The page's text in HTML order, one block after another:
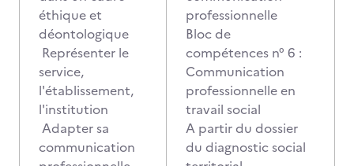
éthique et
déontologique
Représenter le
service,
l'établissement,
l'institution
Adapter sa
communication
professionnelle
Bloc de
compétences n° 6 :
Communication
professionnelle en
travail social
A partir du dossier
du diagnostic social